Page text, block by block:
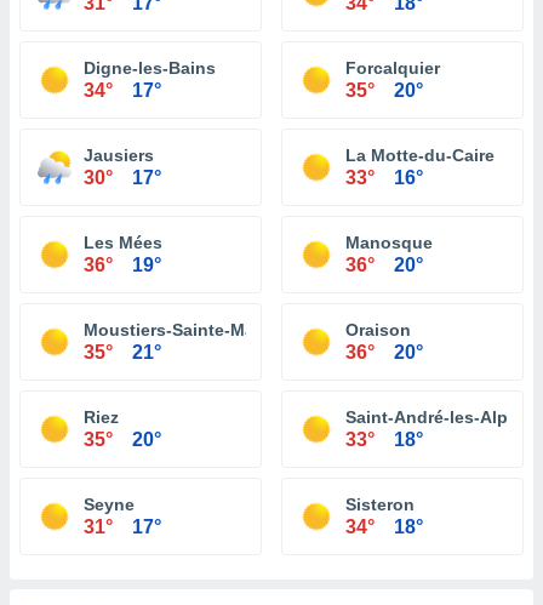
Digne-les-Bains
34° 17°
Forcalquier
35° 20°
Jausiers
30° 17°
La Motte-du-Caire
33° 16°
Les Mées
36° 19°
Manosque
36° 20°
Moustiers-Sainte-Marie
35° 21°
Oraison
36° 20°
Riez
35° 20°
Saint-André-les-Alpes
33° 18°
Seyne
31° 17°
Sisteron
34° 18°